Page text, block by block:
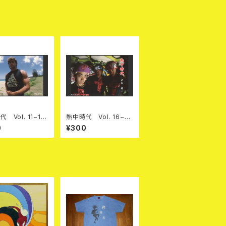
代 Vol. 11~15
熱中時代 Vol. 16~20
PDF本
¥300